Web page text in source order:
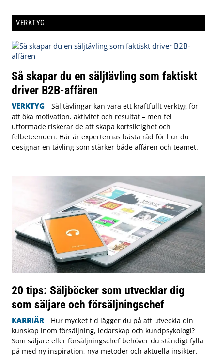
VERKTYG
Så skapar du en säljtävling som faktiskt
driver B2B-affären
VERKTYG
Säljtävlingar kan vara ett kraftfullt verktyg för
att öka motivation, aktivitet och resultat – men fel
utformade riskerar de att skapa kortsiktighet och
felbeteenden. Här är experternas bästa råd för hur du
designar en tävling som stärker både affären och teamet.
20 tips: Säljböcker som utvecklar dig
som säljare och försäljningschef
KARRIÄR
Hur mycket tid lägger du på att utveckla din
kunskap inom försäljning, ledarskap och kundpsykologi?
Som säljare eller försäljningschef behöver du ständigt fylla
på med ny inspiration, nya metoder och aktuella insikter.